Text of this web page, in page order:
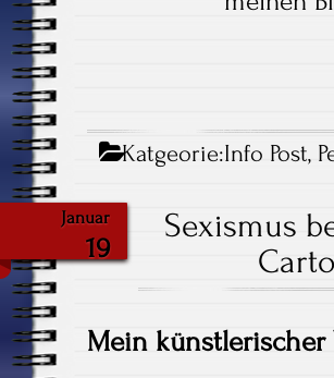
Katgeorie:Info Post,
Januar
19
Sexismus
Mein künstlerischer